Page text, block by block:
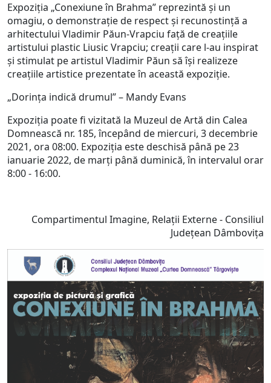
Expoziția „Conexiune în Brahma” reprezintă și un
omagiu, o demonstrație de respect și recunostință a
arhitectului Vladimir Păun-Vrapciu față de creațiile
artistului plastic Liusic Vrapciu; creații care l-au inspirat
și stimulat pe artistul Vladimir Păun să își realizeze
creațiile artistice prezentate în această expoziție.
„Dorința indică drumul” – Mandy Evans
Expoziția poate fi vizitată la Muzeul de Artă din Calea
Domnească nr. 185, începând de miercuri, 3 decembrie
2021, ora 08:00. Expoziția este deschisă până pe 23
ianuarie 2022, de marți până duminică, în intervalul orar
8:00 - 16:00.
Compartimentul Imagine, Relații Externe - Consiliul
Județean Dâmbovița